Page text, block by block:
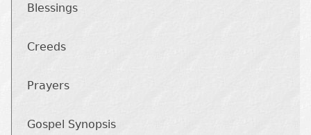
Blessings
Creeds
Prayers
Gospel Synopsis